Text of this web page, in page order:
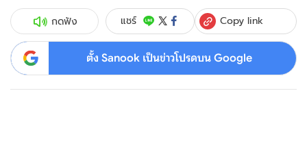
กดฟัง แชร์ Copy link
ตั้ง Sanook เป็นข่าวโปรดบน Google